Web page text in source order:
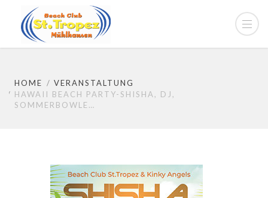
HOME
VERANSTALTUNG
HAWAII BEACH PARTY-SHISHA, DJ,
SOMMERBOWLE…